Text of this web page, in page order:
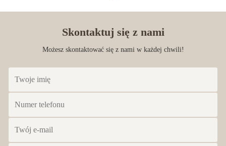
Skontaktuj się z nami
Możesz skontaktować się z nami w każdej chwili!